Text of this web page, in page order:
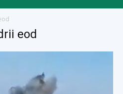
dragosbota.ro
eod